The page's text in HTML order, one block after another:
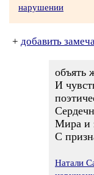
нарушении
+ добавить
объять
И
Мира и
С
Натали